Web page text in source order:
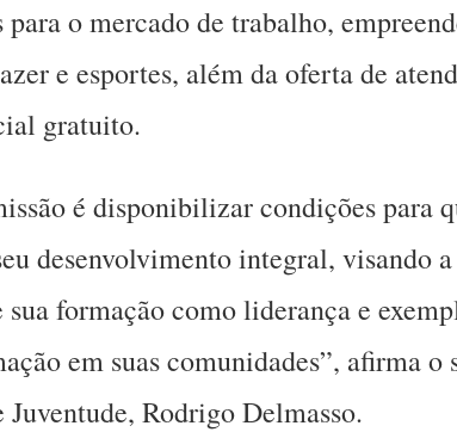
para o mercado de trabalho,
e esportes, além da oferta de
gratuito.
é disponibilizar condições para
desenvolvimento integral, visando
formação como liderança e
em suas comunidades”, afirma o
Rodrigo Delmasso.